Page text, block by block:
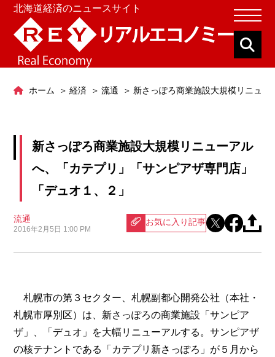
北海道経済のニュースサイト
ホーム 経済 流通 新さっぽろ商業施設大規模リニュ
新さっぽろ商業施設大規模リニューアル
へ、「カテプリ」「サンピアザ専門店」
「デュオ１、２」
流通
2016年2月5日 1:00 PM
お気に入り記事
札幌市の第３セクター、札幌副都心開発公社（本社・
札幌市厚別区）は、新さっぽろの商業施設「サンピア
ザ」、「デュオ」を大幅リニューアルする。サンピアザ
の核テナントである「カテプリ新さっぽろ」が５月から